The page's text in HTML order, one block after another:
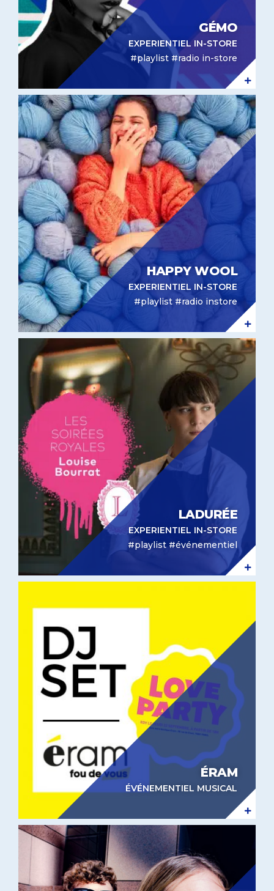
GÉMO
EXPERIENTIEL IN-STORE
#playlist #radio in-store
Expérientiel in-store Happy Wool
HAPPY WOOL
EXPERIENTIEL IN-STORE
#playlist #radio instore
Expérientiel in-store Ladurée
LADURÉE
EXPERIENTIEL IN-STORE
#playlist #événementiel
ÉRAM
ÉVÉNEMENTIEL MUSICAL
Expérientiel in-store IKKS